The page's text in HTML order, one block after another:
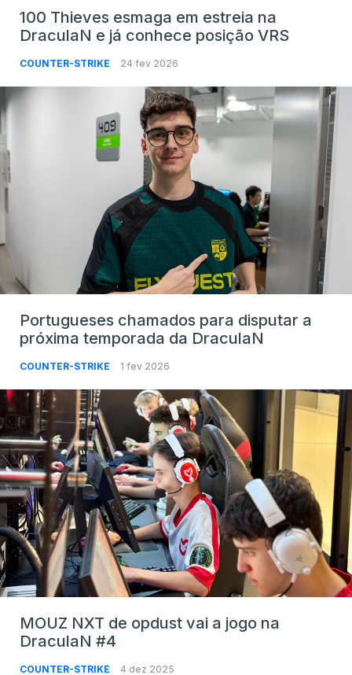
100 Thieves esmaga em estreia na
DraculaN e já conhece posição VRS
COUNTER-STRIKE 24 fev 2026
Portugueses chamados para disputar a
próxima temporada da DraculaN
COUNTER-STRIKE 1 fev 2026
MOUZ NXT de opdust vai a jogo na
DraculaN #4
COUNTER-STRIKE 4 dez 2025